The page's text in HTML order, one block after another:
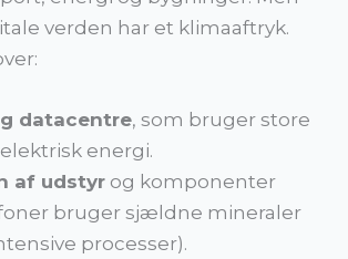
verden har et klimaaftryk.
datacentre, som bruger store
energi.
af udstyr og komponenter
bruger sjældne mineraler
processer).